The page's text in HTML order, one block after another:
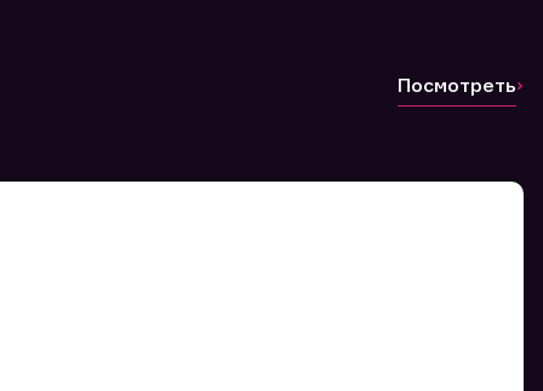
Посмотреть